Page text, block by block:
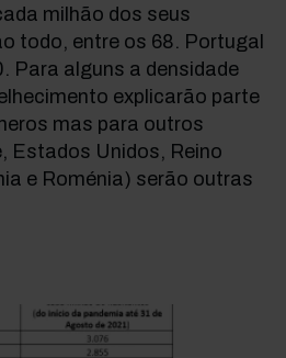
milhão dos seus
todo, entre os 68. Portugal
Para alguns a densidade
explicarão parte
mas para outros
Estados Unidos, Reino
e Roménia) serão outras